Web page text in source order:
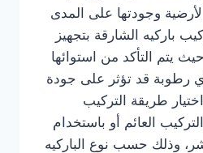
وجودتها على المدى
باركيه الشارقة بتجهيز
يتم التأكد من استوائها
رطوبة قد تؤثر على جودة
طريقة التركيب
العائم أو باستخدام
وذلك حسب نوع الباركيه